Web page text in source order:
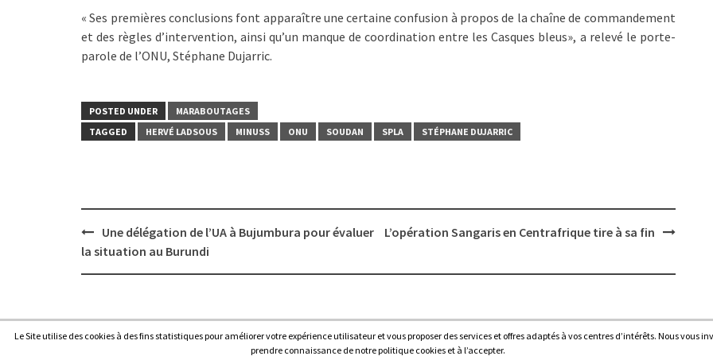
« Ses premières conclusions font apparaître une certaine confusion à propos de la chaîne de commandement
et des règles d’intervention, ainsi qu’un manque de coordination entre les Casques bleus», a relevé le porte-
parole de l’ONU, Stéphane Dujarric.
POSTED UNDER
MARABOUTAGES
TAGGED
HERVÉ LADSOUS MINUSS ONU SOUDAN SPLA STÉPHANE DUJARRIC
Post
navigation
Une délégation de l’UA à Bujumbura pour évaluer
la situation au Burundi
L’opération Sangaris en Centrafrique tire à sa fin
Afrique7, l’info du continent en continu.
Le Site utilise des cookies à des fins statistiques pour améliorer votre expérience utilisateur et vous proposer des services et offres adaptés à vos centres d’intérêts. Nous vous
prendre connaissance de notre politique cookies et à l’accepter.